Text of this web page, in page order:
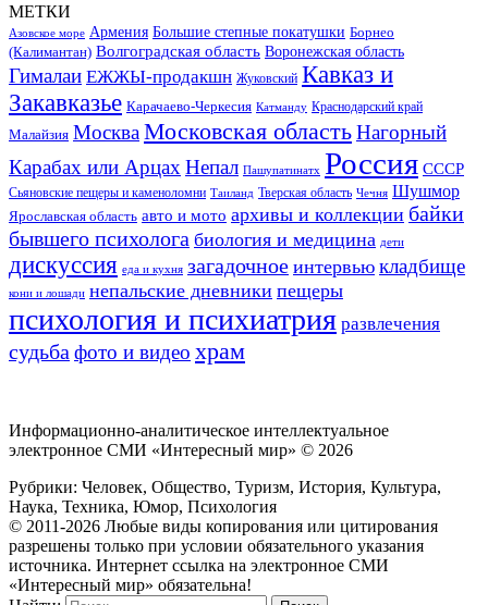
МЕТКИ
Азовское море Армения Большие степные покатушки Борнео
(Калимантан) Волгоградская область Воронежская область
Гималаи ЕЖЖЫ-продакшн Жуковский Кавказ и
Закавказье Карачаево-Черкесия Катманду Краснодарский край
Малайзия МоскваМосковская областьНагорный
Карабах или Арцах Непал Пашупатинатх Россия СССР
Сьяновские пещеры и каменоломни Таиланд Тверская область Чечня Шушмор
Ярославская область авто и мото архивы и коллекции байки
бывшего психолога биология и медицина дети
дискуссия еда и кухня загадочное интервью кладбище
кони и лошади непальские дневники пещеры
психология и психиатрия развлечения
судьба фото и видео храм
Информационно-аналитическое интеллектуальное
электронное СМИ «Интересный мир» © 2026
Рубрики: Человек, Общество, Туризм, История, Культура,
Наука, Техника, Юмор, Психология
© 2011-2026 Любые виды копирования или цитирования
разрешены только при условии обязательного указания
источника. Интернет ссылка на электронное СМИ
«Интересный мир» обязательна!